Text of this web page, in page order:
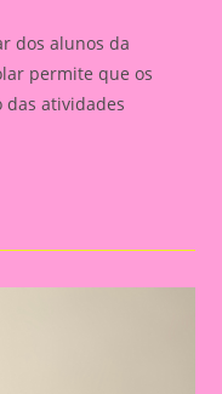
dos alunos da
permite que os
das atividades